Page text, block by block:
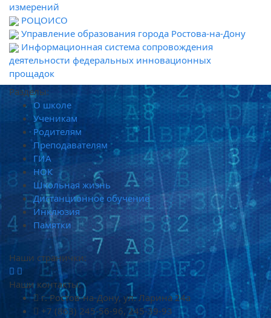
измерений
РОЦОИСО
Управление образования города Ростова-на-Дону
Информационная система сопровождения
деятельности федеральных инновационных
прощадок
Разделы:
О школе
Ученикам
Родителям
Преподавателям
ГИА
НОК
Школьная жизнь
Дистанционное обучение
Инклюзия
Памятки
Наши странички:
Наши контакты:
г. Ростов-на-Дону, ул. Ларина 24а
+7 (863) 245-56-96, 245-39-93